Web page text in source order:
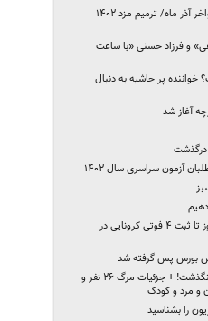
برگزاری کمیته مزد ۱۴۰۳ از اواخر آذر ماه/ ترمیم مزد ۱۴۰۲
و فرزاد حسنی «با ساعت
پر حاشیه به دنبال
آغاز شد
درگذشت
آزمون سراسری سال ۱۴۰۲
از ۳۷ ابتلای جدید طی یک روز تا ثبت ۴ فوتی کرونایی در
چهارشنبه سوری ۱۴۰۱ به خیر نگذشت! + جزئیات مرگ ۲۶ نفر و
را بشناسید